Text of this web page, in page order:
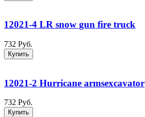
12021-4 LR snow gun fire truck
732 Руб.
Купить
12021-2 Hurricane armsexcavator
732 Руб.
Купить